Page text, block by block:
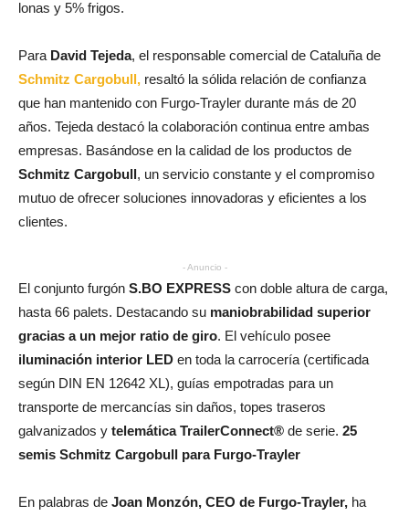
lonas y 5% frigos.
Para David Tejeda, el responsable comercial de Cataluña de
Schmitz Cargobull, resaltó la sólida relación de confianza
que han mantenido con Furgo-Trayler durante más de 20
años. Tejeda destacó la colaboración continua entre ambas
empresas. Basándose en la calidad de los productos de
Schmitz Cargobull, un servicio constante y el compromiso
mutuo de ofrecer soluciones innovadoras y eficientes a los
clientes.
- Anuncio -
El conjunto furgón S.BO EXPRESS con doble altura de carga,
hasta 66 palets. Destacando su maniobrabilidad superior
gracias a un mejor ratio de giro. El vehículo posee
iluminación interior LED en toda la carrocería (certificada
según DIN EN 12642 XL), guías empotradas para un
transporte de mercancías sin daños, topes traseros
galvanizados y telemática TrailerConnect® de serie. 25
semis Schmitz Cargobull para Furgo-Trayler
En palabras de Joan Monzón, CEO de Furgo-Trayler, ha